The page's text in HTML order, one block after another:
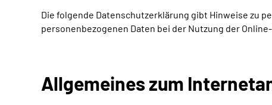
Die folgende Datenschutzerklärung gibt Hinweise zu
personenbezogenen Daten bei der Nutzung der
Allgemeines zum